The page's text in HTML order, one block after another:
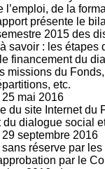
l’emploi, de la
présente le
2015 des
savoir : les
financement du
missions du
etc.
25 mai 2016
du site Internet du
dialogue social
29 septembre 2016
réserve par
par le